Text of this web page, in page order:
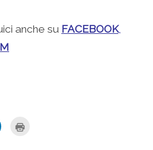
anche su FACEBOOK,